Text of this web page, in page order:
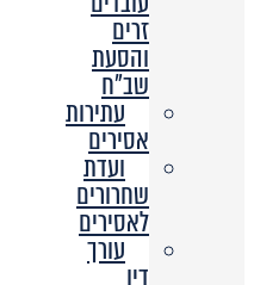
זרים
והסעת
שב”ח
עתירות
אסירים
ועדת
שחרורים
לאסירים
עורך
דין